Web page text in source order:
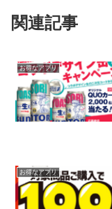
関連記事
お得なアプリ
お得なアプリ